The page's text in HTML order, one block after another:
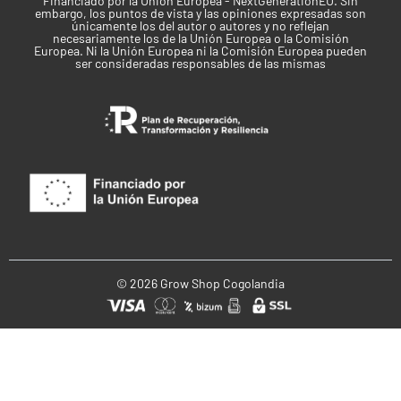
embargo, los puntos de vista y las opiniones expresadas son
únicamente los del autor o autores y no reflejan
necesariamente los de la Unión Europea o la Comisión
Europea. Ni la Unión Europea ni la Comisión Europea pueden
ser consideradas responsables de las mismas
© 2026 Grow Shop Cogolandia